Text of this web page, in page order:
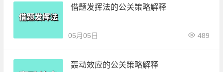
借题发挥法的公关策略解释
05月05日 489
轰动效应的公关策略解释